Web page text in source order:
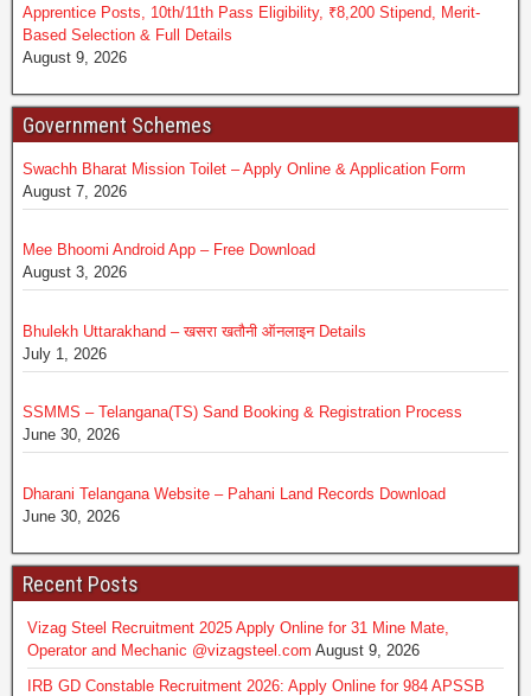
Apprentice Posts, 10th/11th Pass Eligibility, ₹8,200 Stipend, Merit-
Based Selection & Full Details
August 9, 2026
Government Schemes
Swachh Bharat Mission Toilet – Apply Online & Application Form
August 7, 2026
Mee Bhoomi Android App – Free Download
August 3, 2026
Bhulekh Uttarakhand – खसरा खतौनी ऑनलाइन Details
July 1, 2026
SSMMS – Telangana(TS) Sand Booking & Registration Process
June 30, 2026
Dharani Telangana Website – Pahani Land Records Download
June 30, 2026
Recent Posts
Vizag Steel Recruitment 2025 Apply Online for 31 Mine Mate,
Operator and Mechanic @vizagsteel.com August 9, 2026
IRB GD Constable Recruitment 2026: Apply Online for 984 APSSB